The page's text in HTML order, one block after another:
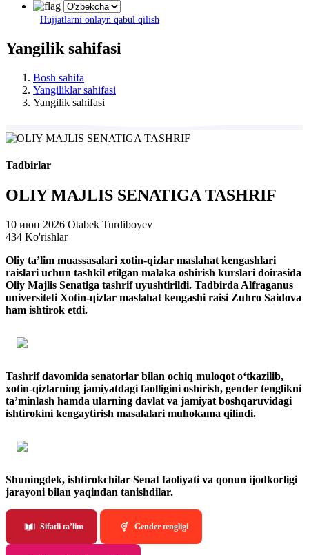
Hujjatlarni onlayn qabul qilish
Yangilik sahifasi
Bosh sahifa
Yangiliklar sahifasi
Yangilik sahifasi
Tadbirlar
OLIY MAJLIS SENATIGA TASHRIF
10 июн 2026 Otabek Turdiboyev
434 Ko'rishlar
Oliy ta’lim muassasalari xotin-qizlar maslahat kengashlari
raislari uchun tashkil etilgan malaka oshirish kurslari doirasida
Oliy Majlis Senatiga tashrif uyushtirildi. Tadbirda Alfraganus
universiteti Xotin-qizlar maslahat kengashi raisi Zuhro Saidova
ham ishtirok etdi.
Tashrif davomida senatorlar bilan ochiq muloqot o‘tkazilib,
xotin-qizlarning jamiyatdagi faolligini oshirish, gender tenglikni
ta’minlash hamda ularning davlat va jamiyat boshqaruvidagi
ishtirokini kengaytirish masalalari muhokama qilindi.
Shuningdek, ishtirokchilar Senat faoliyati va qonun ijodkorligi
jarayoni bilan yaqindan tanishdilar.
Sifatli ta’lim Gender tengligi